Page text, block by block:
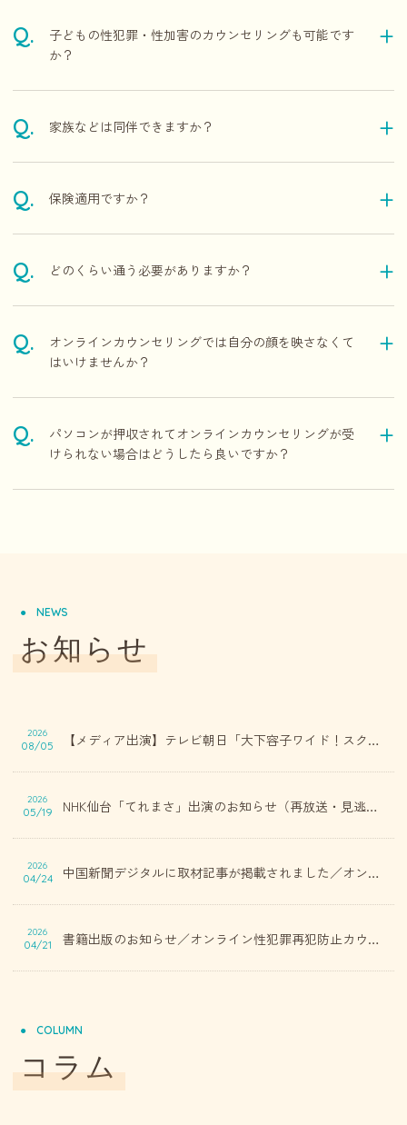
子どもの性犯罪・性加害のカウンセリングも可能です
か？
家族などは同伴できますか？
保険適用ですか？
どのくらい通う必要がありますか？
オンラインカウンセリングでは自分の顔を映さなくて
はいけませんか？
パソコンが押収されてオンラインカウンセリングが受
けられない場合はどうしたら良いですか？
NEWS
お知らせ
2026
08/05 【メディア出演】テレビ朝日「大下容子ワイド！スクランブル」に出演しました
2026
05/19 NHK仙台「てれまさ」出演のお知らせ（再放送・見逃し配信のご案内）/ オンライン性犯罪再犯防止カウンセリングセンター
2026
04/24 中国新聞デジタルに取材記事が掲載されました／オンライン性犯罪再犯防止カウンセリングセンター
2026
04/21 書籍出版のお知らせ／オンライン性犯罪再犯防止カウンセリングセンター
COLUMN
コラム